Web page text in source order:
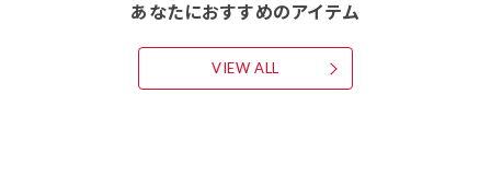
あなたにおすすめのアイテム
VIEW ALL